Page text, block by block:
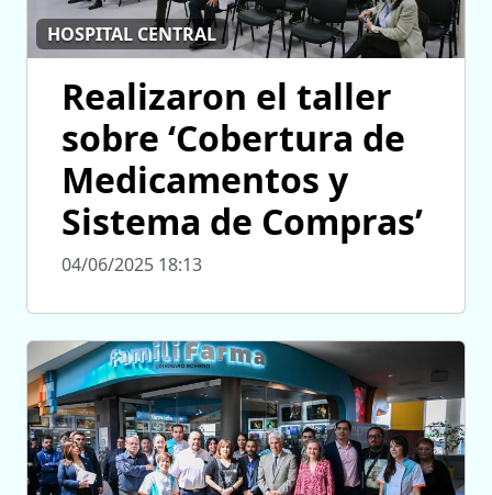
HOSPITAL CENTRAL
Realizaron el taller
sobre ‘Cobertura de
Medicamentos y
Sistema de Compras’
04/06/2025 18:13